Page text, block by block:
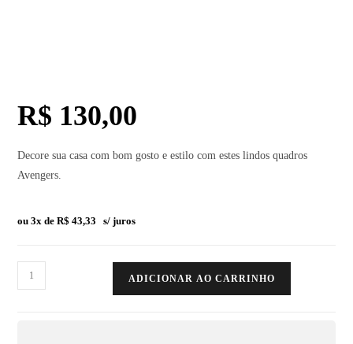
R$ 130,00
Decore sua casa com bom gosto e estilo com estes lindos quadros
Avengers.
ou 3x deR$ 43,33 s/ juros
ADICIONAR AO CARRINHO